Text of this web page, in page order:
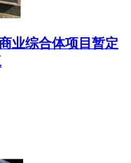
业综合体项目暂定